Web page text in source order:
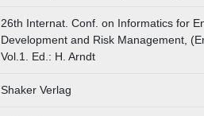
26th Internat. Conf. on Informatics for
Development and Risk Management,
Vol.1. Ed.: H. Arndt
Shaker Verlag